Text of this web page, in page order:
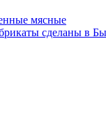
мясные
сделаны в